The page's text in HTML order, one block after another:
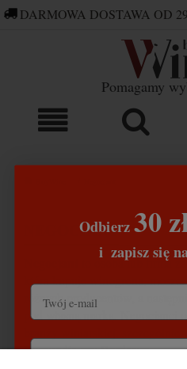
Pomagamy
DARMOWA DOSTAWA OD
NEGOCIANT
to osoba lub firma
która kupuje winogrona,
różnych producentów, a
pod własną marką. Negocjanci
Burgundia czy Bordeaux.
Odbierz30
i zapisz się